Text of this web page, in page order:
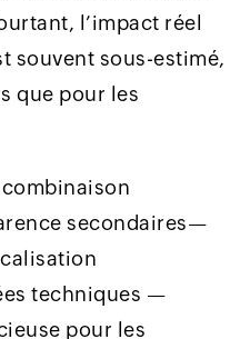
l’impact réel
souvent sous-estimé,
que pour les
secondaires—
techniques —
pour les